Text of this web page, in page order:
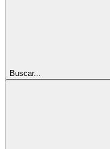
Buscar...